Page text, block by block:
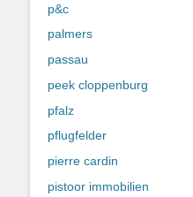
p&c
palmers
passau
peek cloppenburg
pfalz
pflugfelder
pierre cardin
pistoor immobilien